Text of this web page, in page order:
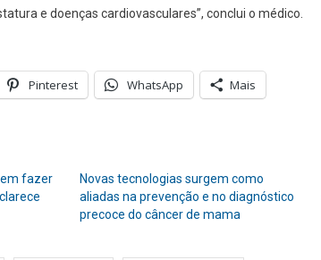
e doenças cardiovasculares”, conclui o médico.
Pinterest WhatsApp Mais
fazer
Novas tecnologias surgem como
aliadas na prevenção e no diagnóstico
precoce do câncer de mama